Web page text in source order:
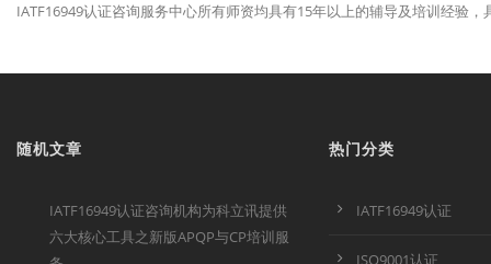
IATF16949认证咨询服务中心所有师资均具有15年以上的辅导及培训经验
随机文章
IATF16949认证咨询机构为科立讯提供
六大核心工具之新版APQP与CP培训服
热门分类
IATF16949认证
ISO9001认证